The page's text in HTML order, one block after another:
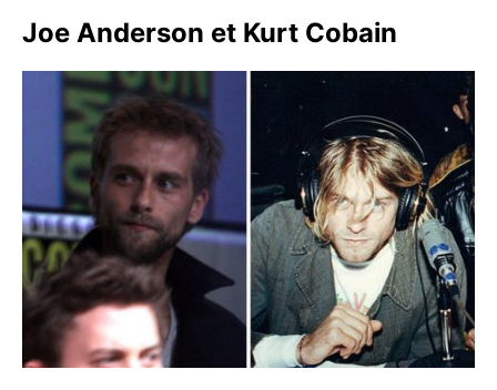
Joe Anderson et Kurt Cobain